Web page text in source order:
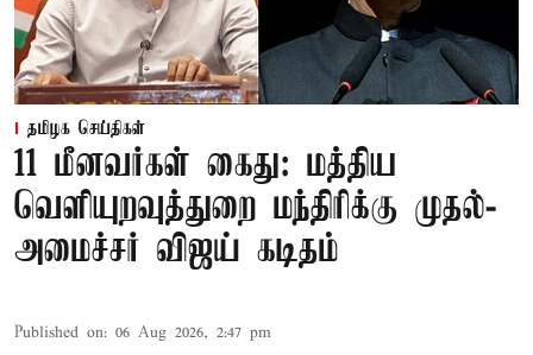
தமிழக செய்திகள்
11 மீனவர்கள் கைது: மத்திய
வெளியுறவுத்துறை மந்திரிக்கு முதல்-
அமைச்சர் விஜய் கடிதம்
Published on: 06 Aug 2026, 2:47 pm